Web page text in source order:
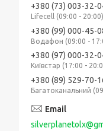
+380 (73) 003-32-
Lifecell (09:00 - 20:00)
+380 (99) 000-45-
Водафон (09:00 -
+380 (97) 000-32-
Київстар (17:00 -
+380 (89) 529-70-
Багатоканальний